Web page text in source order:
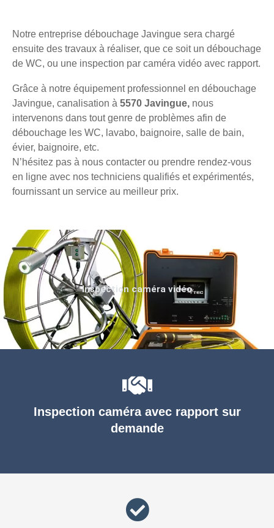
Notre entreprise débouchage Javingue sera chargé
ensuite des travaux à réaliser, que ce soit un débouchage
de WC, ou une inspection par caméra vidéo avec rapport.
Grâce à notre équipement professionnel en débouchage
Javingue, canalisation à 5570 Javingue, nous
intervenons dans tout genre de problèmes afin de
débouchage les WC, lavabo, baignoire, salle de bain,
évier, baignoire, etc.
N’hésitez pas à nous contacter ou prendre rendez-vous
en ligne avec nos techniciens qualifiés et expérimentés,
fournissant un service au meilleur prix.
Inspection caméra avec rapport sur
demande
Inspection caméra vidéo